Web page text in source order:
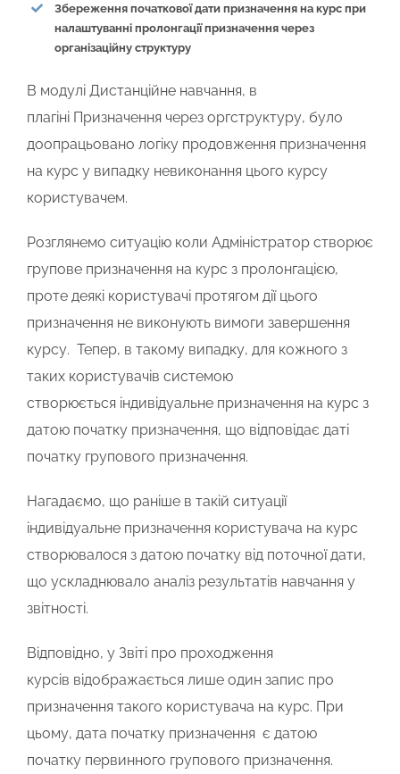
Збереження початкової дати призначення на курс при
налаштуванні пролонгації призначення через
організаційну структуру
В модулі Дистанційне навчання, в
плагіні Призначення через оргструктуру, було
доопрацьовано логіку продовження призначення
на курс у випадку невиконання цього курсу
користувачем.
Розглянемо ситуацію коли Адміністратор створює
групове призначення на курс з пролонгацією,
проте деякі користувачі протягом дії цього
призначення не виконують вимоги завершення
курсу. Тепер, в такому випадку, для кожного з
таких користувачів системою
створюється індивідуальне призначення на курс з
датою початку призначення, що відповідає даті
початку групового призначення.
Нагадаємо, що раніше в такій ситуації
індивідуальне призначення користувача на курс
створювалося з датою початку від поточної дати,
що ускладнювало аналіз результатів навчання у
звітності.
Відповідно, у Звіті про проходження
курсів відображається лише один запис про
призначення такого користувача на курс. При
цьому, дата початку призначення є датою
початку первинного групового призначення.